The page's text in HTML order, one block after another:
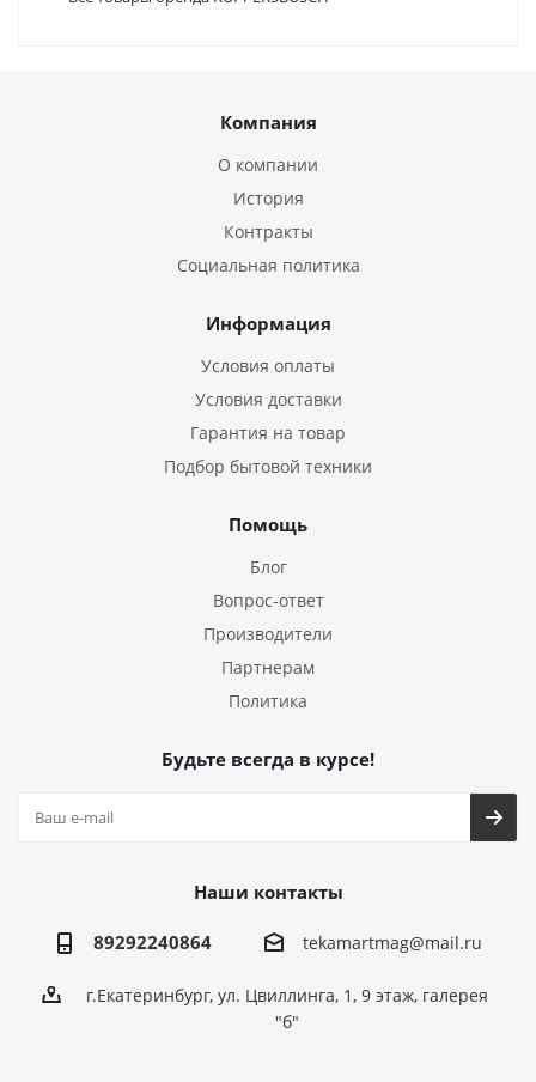
Компания
О компании
История
Контракты
Социальная политика
Информация
Условия оплаты
Условия доставки
Гарантия на товар
Подбор бытовой техники
Помощь
Блог
Вопрос-ответ
Производители
Партнерам
Политика
Будьте всегда в курсе!
Наши контакты
89292240864 tekamartmag@mail.ru
г.Екатеринбург, ул. Цвиллинга, 1, 9 этаж, галерея
"б"